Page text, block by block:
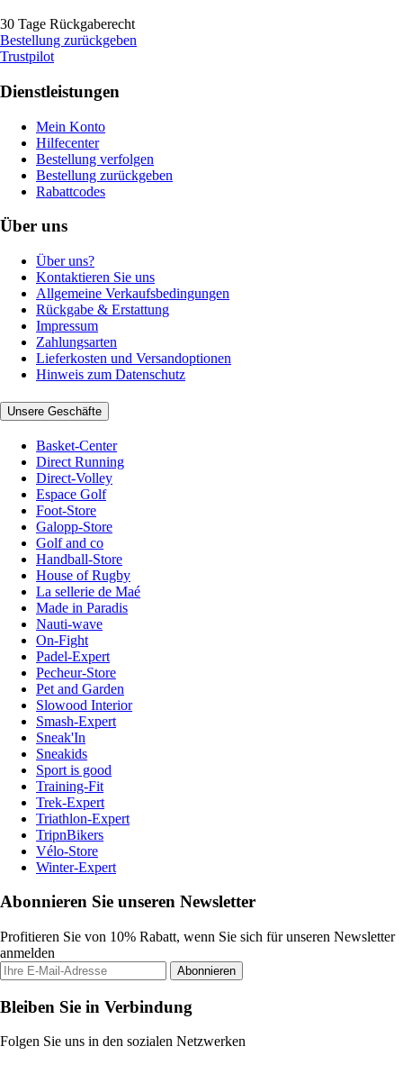
30 Tage Rückgaberecht
Bestellung zurückgeben
Trustpilot
Dienstleistungen
Mein Konto
Hilfecenter
Bestellung verfolgen
Bestellung zurückgeben
Rabattcodes
Über uns
Über uns?
Kontaktieren Sie uns
Allgemeine Verkaufsbedingungen
Rückgabe & Erstattung
Impressum
Zahlungsarten
Lieferkosten und Versandoptionen
Hinweis zum Datenschutz
Unsere Geschäfte
Basket-Center
Direct Running
Direct-Volley
Espace Golf
Foot-Store
Galopp-Store
Golf and co
Handball-Store
House of Rugby
La sellerie de Maé
Made in Paradis
Nauti-wave
On-Fight
Padel-Expert
Pecheur-Store
Pet and Garden
Slowood Interior
Smash-Expert
Sneak'In
Sneakids
Sport is good
Training-Fit
Trek-Expert
Triathlon-Expert
TripnBikers
Vélo-Store
Winter-Expert
Abonnieren Sie unseren Newsletter
Profitieren Sie von 10% Rabatt, wenn Sie sich für unseren Newsletter
anmelden
Abonnieren
Bleiben Sie in Verbindung
Folgen Sie uns in den sozialen Netzwerken